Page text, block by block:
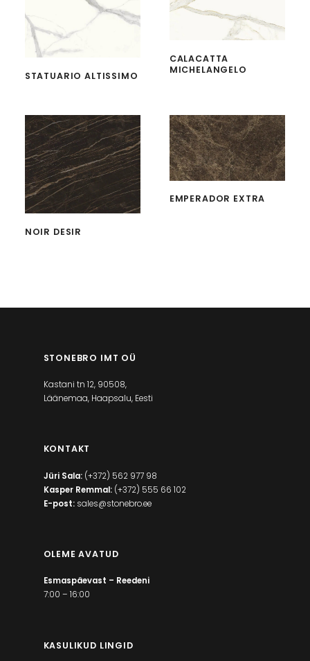
STATUARIO ALTISSIMO
CALACATTA
MICHELANGELO
NOIR DESIR
EMPERADOR EXTRA
STONEBRO IMT OÜ
Kastani tn 12, 90508,
Läänemaa, Haapsalu, Eesti
KONTAKT
Jüri Sala: (+372) 562 977 98
Kasper Remmal: (+372) 555 66 102
E-post: sales@stonebro.ee
OLEME AVATUD
Esmaspäevast – Reedeni
7:00 – 16:00
KASULIKUD LINGID